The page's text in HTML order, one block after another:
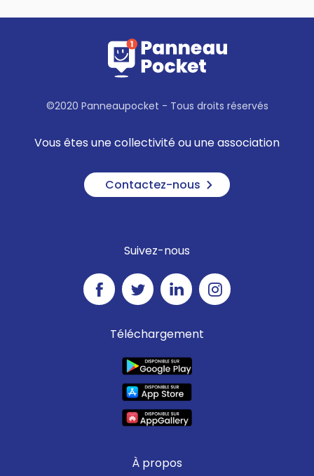
©2020 Panneaupocket - Tous droits réservés
Vous êtes une collectivité ou une association
Contactez-nous
Suivez-nous
Téléchargement
À propos